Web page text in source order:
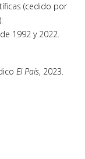
(cedido por
1992 y 2022.
El País, 2023.